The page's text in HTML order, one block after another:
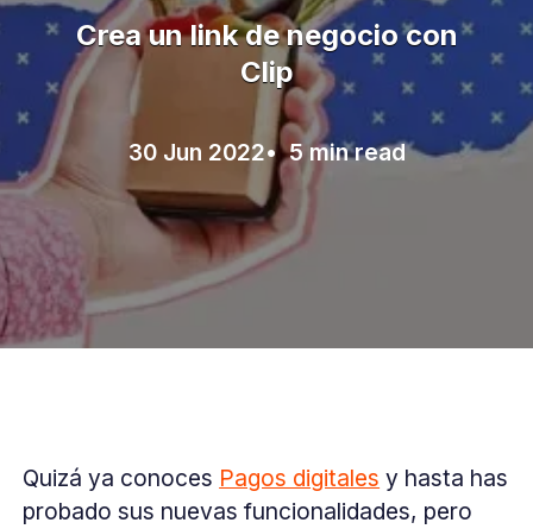
Crea un link de negocio con
Clip
30 Jun 2022• 5 min read
Quizá ya conoces Pagos digitales y hasta has
probado sus nuevas funcionalidades, pero